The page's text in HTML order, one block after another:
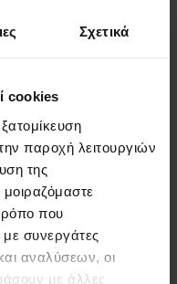
Σχετικά
cookies
παροχή λειτουργιών
της
που
με συνεργάτες
αναλύσεων, οι
με άλλες
Armani AR1983 -
€